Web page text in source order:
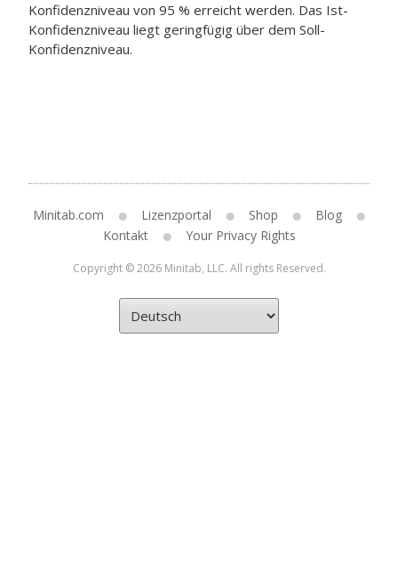
Konfidenzniveau von 95 % erreicht werden. Das Ist-
Konfidenzniveau liegt geringfügig über dem Soll-
Konfidenzniveau.
Minitab.com Lizenzportal Shop
Blog
Kontakt
Your Privacy Rights
Copyright © 2026 Minitab, LLC. All rights Reserved.